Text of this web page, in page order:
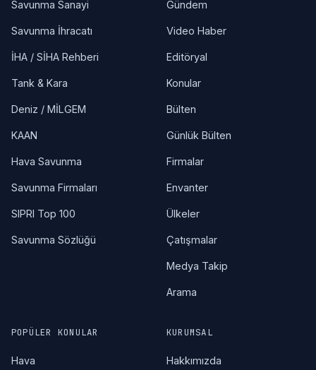
Savunma Sanayi
Savunma İhracatı
İHA / SİHA Rehberi
Tank & Kara
Deniz / MİLGEM
KAAN
Hava Savunma
Savunma Firmaları
SIPRI Top 100
Savunma Sözlüğü
Gündem
Video Haber
Editöryal
Konular
Bülten
Günlük Bülten
Firmalar
Envanter
Ülkeler
Çatışmalar
Medya Takip
Arama
POPÜLER KONULAR
Hava
KURUMSAL
Hakkımızda